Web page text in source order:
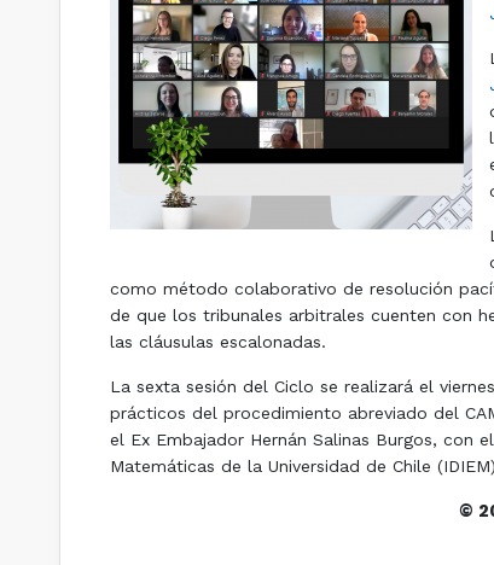
como método colaborativo de resolución
de que los tribunales arbitrales cuenten con
las cláusulas escalonadas.
La sexta sesión del Ciclo se realizará el
prácticos del procedimiento abreviado del
el Ex Embajador Hernán Salinas Burgos, con el
Matemáticas de la Universidad de Chile
©